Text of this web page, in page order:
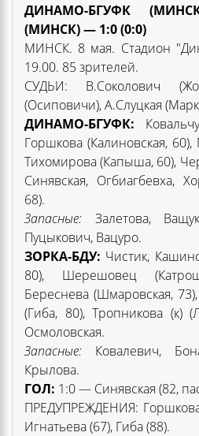
ДИНАМО-БГУФК
(МИНСК) — 1:0 (0:0)
МИНСК. 8 мая. Стадион
19.00. 85 зрителей.
СУДЬИ: В.Соколович
(Осиповичи), А.Слуцкая
ДИНАМО-БГУФК:
Горшкова (Калиновская,
Тихомирова (Капыша, 60),
Синявская, Огбиагбевха,
68).
Запасные: Залетова,
Пуцыкович, Вацуро.
ЗОРКА-БДУ: Чистик,
80), Шерешовец
Береснева (Шмаровская,
(Гиба, 80), Тропникова (к)
Осмоловская.
Запасные: Ковалевич,
Крылова.
ГОЛ: 1:0 — Синявская (82,
ПРЕДУПРЕЖДЕНИЯ:
Игнатьева (67), Гиба (88).